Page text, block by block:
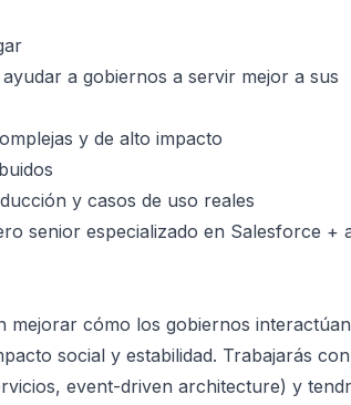
a gobiernos a servir mejor a sus
y de alto impacto
y casos de uso reales
senior especializado en Salesforce +
mejorar cómo los gobiernos
social y estabilidad. Trabajarás
event-driven architecture) y